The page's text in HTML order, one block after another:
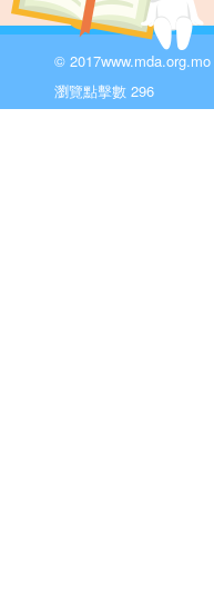
© 2017www.mda.org.mo
瀏覽點擊數 296